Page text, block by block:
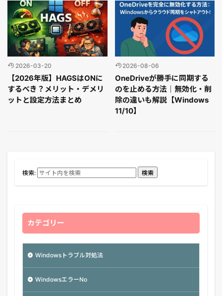
2026-03-20
【2026年版】HAGSはONに
するべき？メリット・デメリ
ットと設定方法まとめ
2026-08-06
OneDriveが勝手に同期する
のを止める方法｜無効化・削
除の違いも解説【Windows
11/10】
検索: 検索
カテゴリー
Windowsトラブル対処法
WindowsエラーNo